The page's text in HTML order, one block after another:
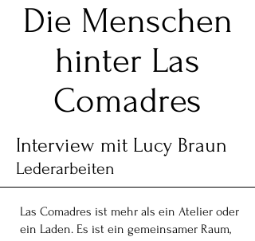
Die Menschen
hinter Las
Comadres
Interview mit Lucy Braun
Lederarbeiten
Las Comadres ist mehr als ein Atelier oder
ein Laden. Es ist ein gemeinsamer Raum,